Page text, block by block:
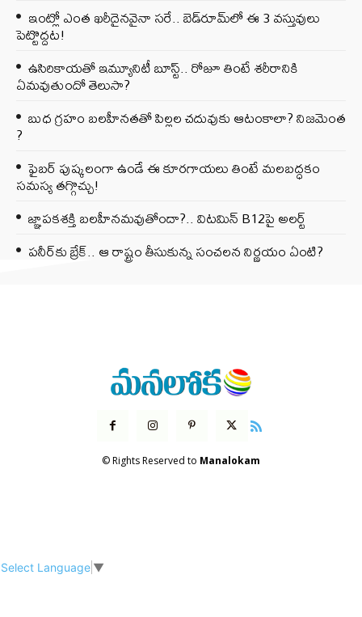
ఇంట్లో ఎంత ఖరీదైనవైనా సరే.. బెడ్‌రూమ్‌లో ఈ 3 వస్తువులు
పెట్టొద్దట!
ఉసిరికాయతో ఇమ్యూనిటీ బూస్ట్‌.. రోజూ తింటే శరీరానికి
ఏమవుతుందో తెలుసా?
బుధ గ్రహం బలహీనతతో పిల్లల చదువుకు ఆటంకాలా? నిజమెంత
?
ఫైబర్‌ పుష్కలంగా ఉండే ఈ కూరగాయలు తింటే మలబద్ధకం
సమస్య తగ్గొచ్చు!
జ్ఞాపకశక్తి బలహీనమవుతోందా?.. విటమిన్ B12పై అలర్ట్
పనీర్‌కు బ్రేక్.. ఆ రాష్ట్రం తీసుకున్న సంచలన నిర్ణయం ఏంటి?
© Rights Reserved to Manalokam
Select Language ▼